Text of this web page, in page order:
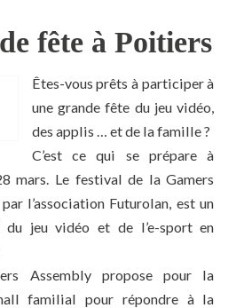
fête à Poitiers
Êtes-vous prêts à participer à
une grande fête du jeu vidéo,
des applis … et de la famille ?
C’est ce qui se prépare à
mars. Le festival de la Gamers
l’association Futurolan, est un
du jeu vidéo et de l’e-sport en
Assembly propose pour la
familial pour répondre à la